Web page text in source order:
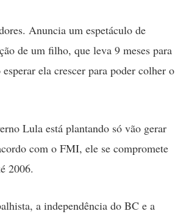
Anuncia um espetáculo de
de um filho, que leva 9 meses para
ela crescer para poder colher o
Lula está plantando só vão gerar
com o FMI, ele se compromete
2006.
a independência do BC e a